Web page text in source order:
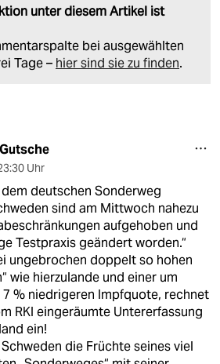
unter diesem Artikel ist
bei ausgewählten
Tage – hier sind sie zu finden.
Uhr
deutschen Sonderweg
sind am Mittwoch nahezu
aufgehoben und
Testpraxis geändert worden.“
ungebrochen doppelt so hohen
wie hierzulande und einer um
7 % niedrigeren Impfquote, rechnet
RKI eingeräumte Untererfassung
ein!
die Früchte seines viel